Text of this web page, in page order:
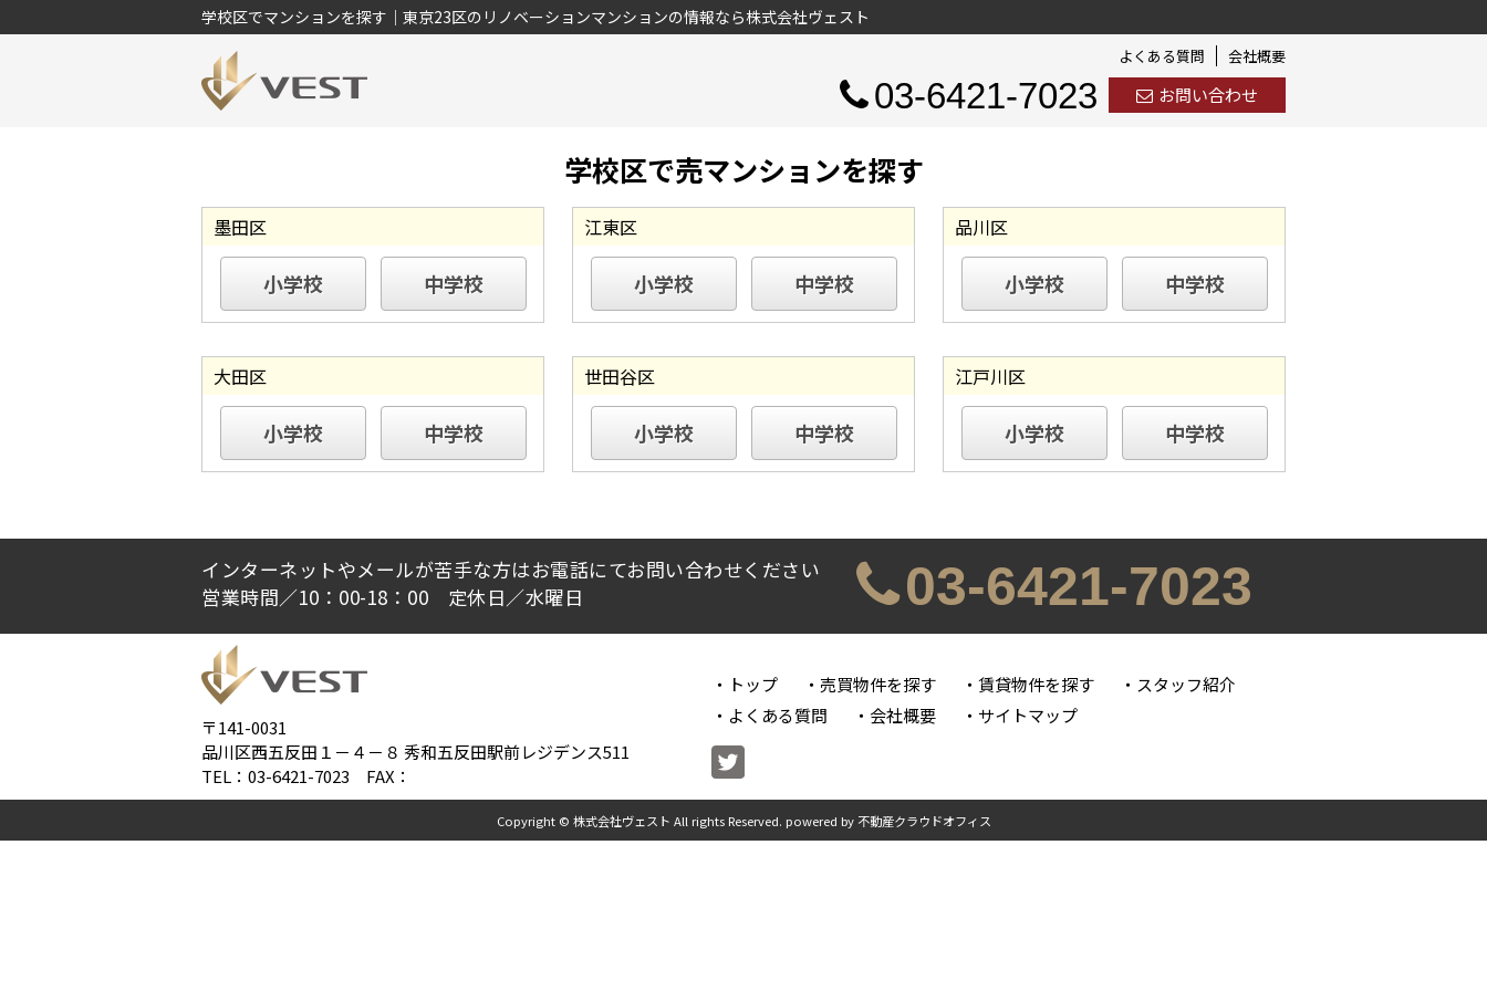
学校区でマンションを探す｜東京23区のリノベーションマンションの情報なら株式会社ヴェスト
よくある質問 会社概要
お問い合わせ
03-6421-7023
学校区で売マンションを探す
墨田区
小学校 中学校
江東区
小学校 中学校
品川区
小学校 中学校
大田区
小学校 中学校
世田谷区
小学校 中学校
江戸川区
小学校 中学校
インターネットやメールが苦手な方はお電話にてお問い合わせください
営業時間／10：00-18：00 定休日／水曜日
03-6421-7023
〒141-0031
品川区西五反田１－４－８ 秀和五反田駅前レジデンス511
TEL：03-6421-7023 FAX：
トップ 売買物件を探す 賃貸物件を探す
スタッフ紹介
よくある質問
会社概要 サイトマップ
Copyright © 株式会社ヴェスト All rights Reserved. powered by 不動産クラウドオフィス